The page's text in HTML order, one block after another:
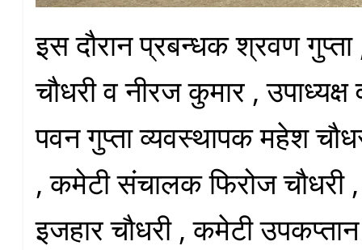
इस दौरान प्रबन्धक श्रवण
चौधरी व नीरज कुमार , उपाध्यक्ष
पवन गुप्ता व्यवस्थापक महेश
, कमेटी संचालक फिरोज चौधरी
इजहार चौधरी , कमेटी